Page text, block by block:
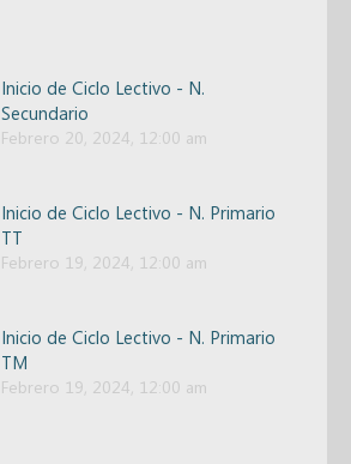
Inicio de Ciclo Lectivo - N.
Secundario
Febrero 20, 2024, 12:00 am
Inicio de Ciclo Lectivo - N. Primario
TT
Febrero 19, 2024, 12:00 am
Inicio de Ciclo Lectivo - N. Primario
TM
Febrero 19, 2024, 12:00 am